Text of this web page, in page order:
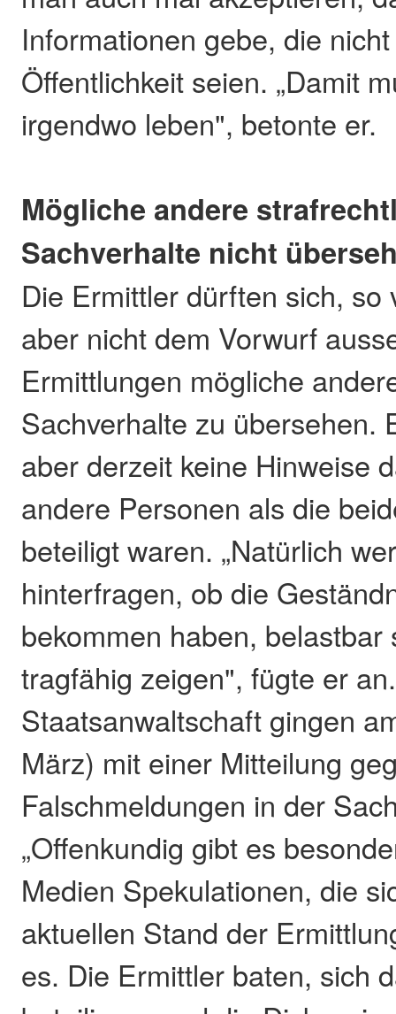
Informationen gebe, die
Öffentlichkeit seien. „Damit
irgendwo leben", betonte er.
Mögliche andere
Sachverhalte nicht
Die Ermittler dürften sich, so
aber nicht dem Vorwurf
Ermittlungen mögliche
Sachverhalte zu übersehen.
aber derzeit keine Hinweise
andere Personen als die
beteiligt waren. „Natürlich
hinterfragen, ob die
bekommen haben, belastbar
tragfähig zeigen", fügte er
Staatsanwaltschaft gingen
März) mit einer Mitteilung
Falschmeldungen in der
„Offenkundig gibt es
Medien Spekulationen, die
aktuellen Stand der
es. Die Ermittler baten, sich